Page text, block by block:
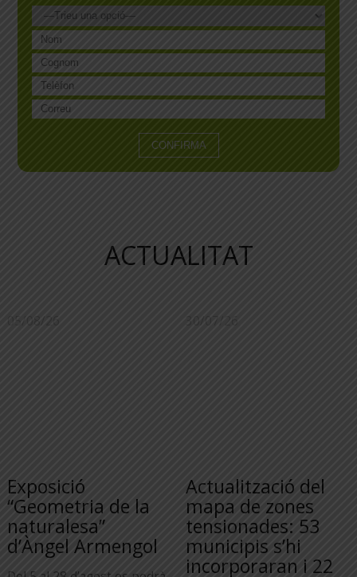
ACTUALITAT
05/08/26
Exposició
“Geometria de la
naturalesa”
d’Àngel Armengol
30/07/26
Actualització del
mapa de zones
tensionades: 53
municipis s’hi
incorporaran i 22